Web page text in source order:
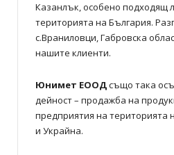
Казанлък, особено подходящ
територията на България.
с.Враниловци, Габровска
нашите клиенти.
Юнимет ЕООДсъщо така
дейност – продажба на
предприятия на територията
и Украйна.